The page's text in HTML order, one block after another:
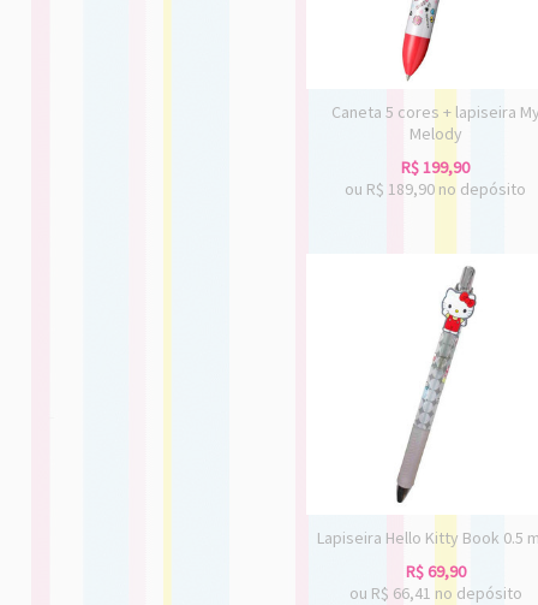
Caneta 5 cores + lapiseira
Melody
R$199,90
ou R$ 189,90 no depósito
Lapiseira Hello Kitty Book 0.5
R$69,90
ou R$ 66,41 no depósito